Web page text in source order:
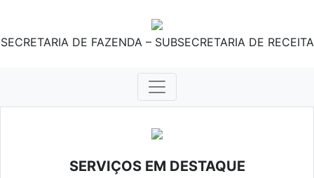
SECRETARIA DE FAZENDA – SUBSECRETARIA DE RECEITA
SERVIÇOS EM DESTAQUE